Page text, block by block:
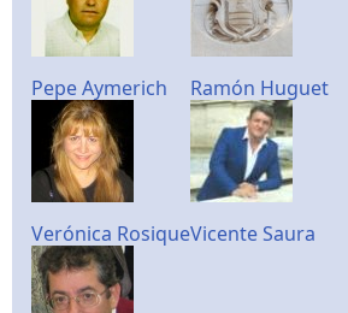
Pepe Aymerich Ramón Huguet
Verónica RosiqueVicente Saura